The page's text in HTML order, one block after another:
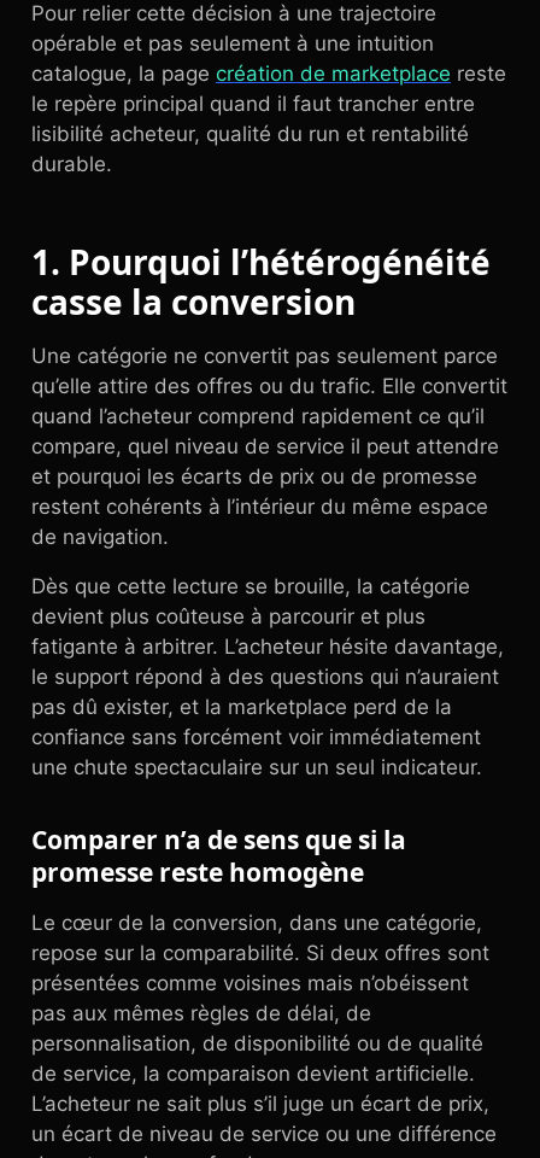
Pour relier cette décision à une trajectoire
opérable et pas seulement à une intuition
catalogue, la page création de marketplace reste
le repère principal quand il faut trancher entre
lisibilité acheteur, qualité du run et rentabilité
durable.
1. Pourquoi l’hétérogénéité
casse la conversion
Une catégorie ne convertit pas seulement parce
qu’elle attire des offres ou du trafic. Elle convertit
quand l’acheteur comprend rapidement ce qu’il
compare, quel niveau de service il peut attendre
et pourquoi les écarts de prix ou de promesse
restent cohérents à l’intérieur du même espace
de navigation.
Dès que cette lecture se brouille, la catégorie
devient plus coûteuse à parcourir et plus
fatigante à arbitrer. L’acheteur hésite davantage,
le support répond à des questions qui n’auraient
pas dû exister, et la marketplace perd de la
confiance sans forcément voir immédiatement
une chute spectaculaire sur un seul indicateur.
Comparer n’a de sens que si la
promesse reste homogène
Le cœur de la conversion, dans une catégorie,
repose sur la comparabilité. Si deux offres sont
présentées comme voisines mais n’obéissent
pas aux mêmes règles de délai, de
personnalisation, de disponibilité ou de qualité
de service, la comparaison devient artificielle.
L’acheteur ne sait plus s’il juge un écart de prix,
un écart de niveau de service ou une différence